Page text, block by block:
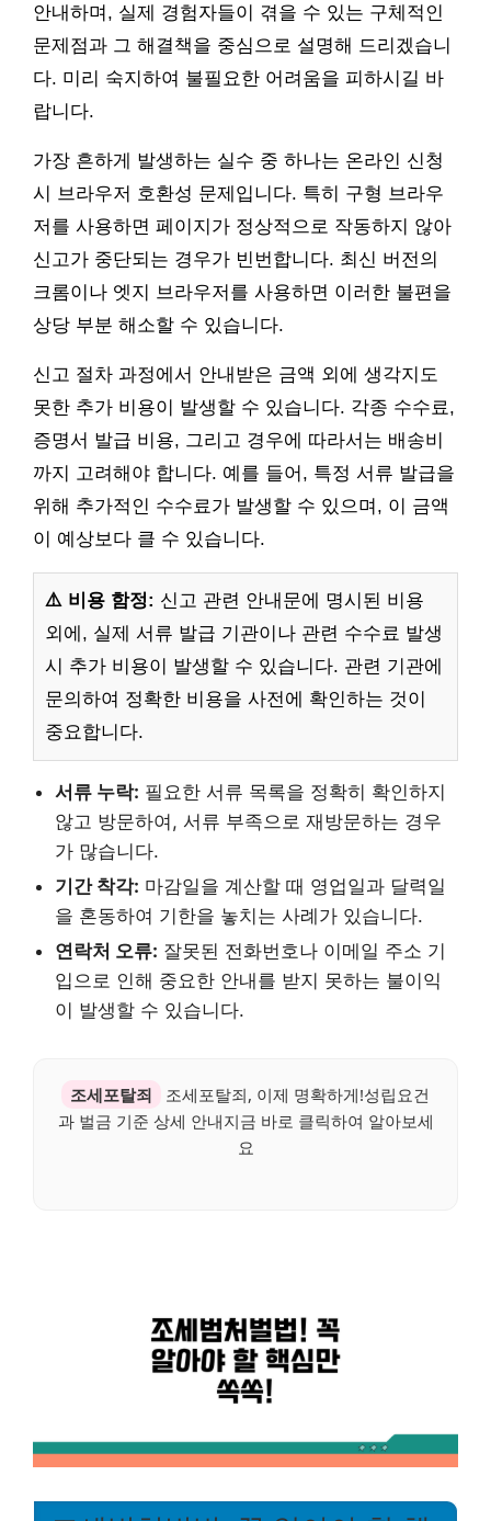
안내하며, 실제 경험자들이 겪을 수 있는 구체적인
문제점과 그 해결책을 중심으로 설명해 드리겠습니
다. 미리 숙지하여 불필요한 어려움을 피하시길 바
랍니다.
가장 흔하게 발생하는 실수 중 하나는 온라인 신청
시 브라우저 호환성 문제입니다. 특히 구형 브라우
저를 사용하면 페이지가 정상적으로 작동하지 않아
신고가 중단되는 경우가 빈번합니다. 최신 버전의
크롬이나 엣지 브라우저를 사용하면 이러한 불편을
상당 부분 해소할 수 있습니다.
신고 절차 과정에서 안내받은 금액 외에 생각지도
못한 추가 비용이 발생할 수 있습니다. 각종 수수료,
증명서 발급 비용, 그리고 경우에 따라서는 배송비
까지 고려해야 합니다. 예를 들어, 특정 서류 발급을
위해 추가적인 수수료가 발생할 수 있으며, 이 금액
이 예상보다 클 수 있습니다.
⚠️ 비용 함정: 신고 관련 안내문에 명시된 비용
외에, 실제 서류 발급 기관이나 관련 수수료 발생
시 추가 비용이 발생할 수 있습니다. 관련 기관에
문의하여 정확한 비용을 사전에 확인하는 것이
중요합니다.
서류 누락: 필요한 서류 목록을 정확히 확인하지
않고 방문하여, 서류 부족으로 재방문하는 경우
가 많습니다.
기간 착각: 마감일을 계산할 때 영업일과 달력일
을 혼동하여 기한을 놓치는 사례가 있습니다.
연락처 오류: 잘못된 전화번호나 이메일 주소 기
입으로 인해 중요한 안내를 받지 못하는 불이익
이 발생할 수 있습니다.
조세포탈죄
조세포탈죄, 이제 명확하게!성립요건
과 벌금 기준 상세 안내지금 바로 클릭하여 알아보세
요